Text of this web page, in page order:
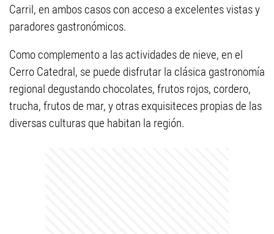
Carril, en ambos casos con acceso a excelentes vistas y
paradores gastronómicos.
Como complemento a las actividades de nieve, en el
Cerro Catedral, se puede disfrutar la clásica gastronomía
regional degustando chocolates, frutos rojos, cordero,
trucha, frutos de mar, y otras exquisiteces propias de las
diversas culturas que habitan la región.